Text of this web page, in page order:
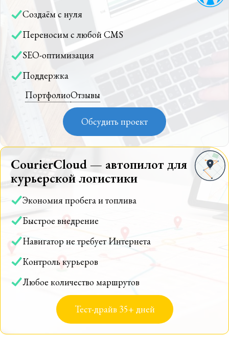
Создаём с нуля
Переносим с любой CMS
SEO-оптимизация
Поддержка
ПортфолиоОтзывы
Обсудить проект
CourierCloud — автопилот для
курьерской логистики
Экономия пробега и топлива
Быстрое внедрение
Навигатор не требует Интернета
Контроль курьеров
Любое количество маршрутов
Тест-драйв 35+ дней